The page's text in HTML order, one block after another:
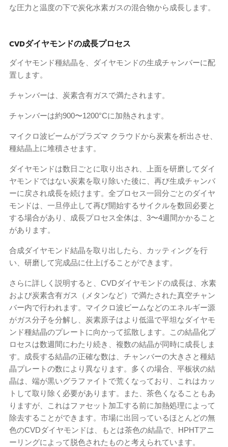
な圧力と温度の下で炭化水素ガスの混合物から成長します。
CVDダイヤモンドの成長プロセス
ダイヤモンド種結晶を、ダイヤモンドの生成チャンバーに配
置します。
チャンバーは、炭素含有ガスで満たされます。
チャンバーは約900〜1200°Cに加熱されます。
マイクロ波ビームがプラズマ クラウドから炭素を析出させ、
種結晶上に堆積させます。
ダイヤモンドは数日ごとに取り出され、上面を研磨してダイ
ヤモンドではない炭素を取り除いた後に、再び生成チャンバ
ーに戻され成長を続けます。全プロセス一回分ごとのダイヤ
モンドは、一旦停止して再び開始するサイクルを数回必要と
する場合があり、成長プロセス全体は、3〜4週間かかること
があります。
合成ダイヤモンド結晶を取り出したら、カッティングを行
い、研磨して完成品に仕上げることができます。
さらに詳しく説明すると、CVDダイヤモンドの成長は、水素
および炭素含有ガス（メタンなど）で満たされた真空チャン
バー内で行われます。マイクロ波ビームなどのエネルギー源
がガス分子を分解し、炭素原子はより低温で平坦なダイヤモ
ンド種結晶のプレートに向かって拡散します。この結晶化プ
ロセスは数週間にわたり続き、複数の結晶が同時に成長しま
す。成長する結晶の正確な数は、チャンバーの大きさと種結
晶プレートの数により異なります。多くの場合、平板状の結
晶は、端が黒いグラファイトで荒くなっており、これはカッ
トして取り除く必要があります。また、茶色くなることもあ
りますが、これはファセット加工する前に加熱処理によって
除去することができます。市場に出回っているほとんどの無
色のCVDダイヤモンドは、もとは茶色の結晶で、HPHTアニ
ーリングによって脱色されたものと考えられています。